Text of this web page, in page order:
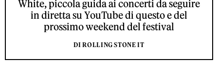
White, piccola guida ai concerti da seguire
in diretta su YouTube di questo e del
prossimo weekend del festival
DI ROLLING STONE IT